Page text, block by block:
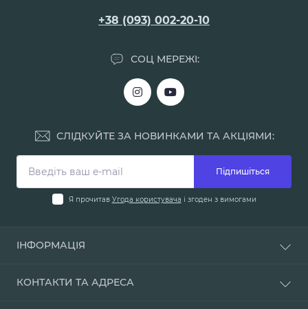
+38 (093) 002-20-10
СОЦ МЕРЕЖІ:
СЛІДКУЙТЕ ЗА НОВИНКАМИ ТА АКЦІЯМИ:
Підпишіться
Я прочитав Угода користувача і згоден з вимогами
ІНФОРМАЦІЯ
Про нас
КОНТАКТИ ТА АДРЕСА